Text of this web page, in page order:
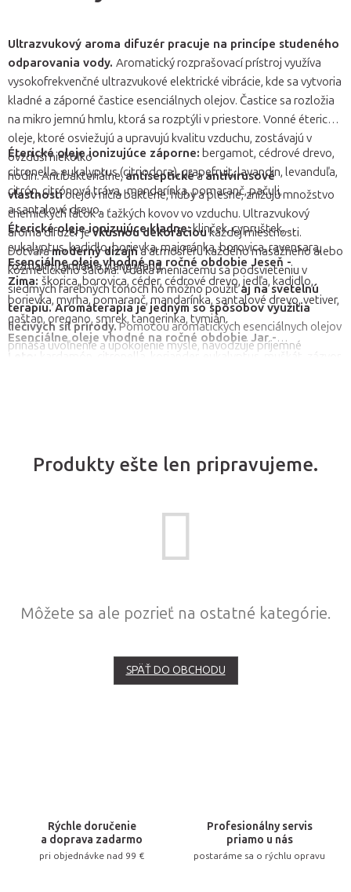
Ultrazvukový aroma difuzér pracuje na princípe studeného
odparovania vody. Aromatický rozprašovací prístroj využíva
vysokofrekvenčné ultrazvukové elektrické vibrácie, kde sa vytvoria
kladné a záporné častice esenciálnych olejov. Častice sa rozložia
na mikro jemnú hmlu, ktorá sa rozptýli v priestore. Vonné éterické
oleje, ktoré osviežujú a upravujú kvalitu vzduchu, zostávajú v
ovzduší niekoľko
hodín. Antibakteriálne,antiseptickéaantivírusové
vlastnostiolejov ničia baktérie, huby a plesne, znižujú množstvo
chemických látok a ťažkých kovov vo vzduchu. Ultrazvukový
aroma difuzér jevkusnou dekorácioukaždej miestnosti.
Dotváramoderný dizajna atmosféru každého masážneho alebo
kozmetického salóna. Vďaka meniacemu sa podsvieteniu v
siedmych farebných tónoch ho možno použiťaj na svetelnú
terapiu.Aromaterapia je jedným so spôsobov využitia
liečivých síl prírody.Pomocou aromatických esenciálnych olejov
prináša uvoľnenie a upokojenie mysle, navodzuje príjemné
Éterické oleje ionizujúce záporne: bergamot, cédrové drevo,
citronella, eukalyptus (citriodora), grapefruit, lavandin, levanduľa,
citrón, citrónová tráva, mandarínka, pomaranč, pačuli,
a santalové drevo.
Éterické oleje ionizujúce kladne:klinček, cypruštek,
eukalyptus, kadidlo, borievka, majoránka, borovica, ravensara,
rozmarín, tymian a ylang ylang.
Esenciálne oleje vhodné na ročné obdobie Jeseň -
Zima: škorica, borovica, céder, cédrové drevo, jedľa, kadidlo,
borievka, myrha, pomaranč, mandarínka, santalové drevo, vetiver,
gaštan, oregano, smrek, tangerinka, tymián.
Esenciálne oleje vhodné na ročné obdobie Jar -
Leto: kardamón, citronella, koriander, eukalyptus, muškát, zázvor,
Produkty ešte len pripravujeme.
Môžete sa ale pozrieť na ostatné kategórie.
SPÄŤ DO OBCHODU
Rýchle doručenie
a doprava zadarmo
pri objednávke nad 99 €
Profesionálny servis
priamo u nás
postaráme sa o rýchlu opravu